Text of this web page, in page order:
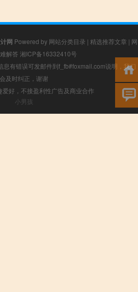
网 Powered by 网站分类目录 | 精选推荐文章 | 网
解答 湘ICP备16332410号
息有错误可发邮件到f_fb#foxmail.com说明，我们
会及时纠正，谢谢
好，不接盈利性广告及商业合作
小男孩